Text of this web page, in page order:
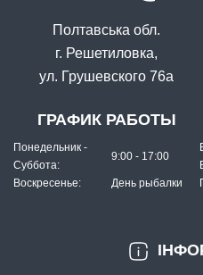
Полтавська обл.
г. Решетиловка,
ул. Грушевского 76а
ГРАФИК РАБОТЫ
Понедельник -
Суббота:
9:00 - 17:00
Воскресенье: День рыбалки